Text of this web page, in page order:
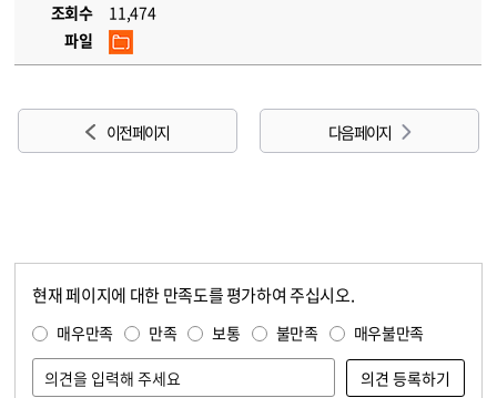
조회수
11,474
파일
이전 페이지 다음 페이지
현재 페이지에 대한 만족도를 평가하여 주십시오.
매우만족 만족 보통 불만족 매우불만족